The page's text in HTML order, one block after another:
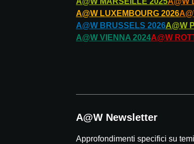
A@W LUXEMBOURG 2026
A@W BRUSSELS 2026A@W
A@W VIENNA 2024A@W
A@W Newsletter
Approfondimenti specifici su